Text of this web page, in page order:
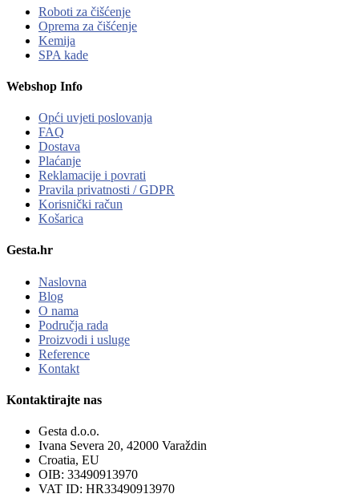
Roboti za čišćenje
Oprema za čišćenje
Kemija
SPA kade
Webshop Info
Opći uvjeti poslovanja
FAQ
Dostava
Plaćanje
Reklamacije i povrati
Pravila privatnosti / GDPR
Korisnički račun
Košarica
Gesta.hr
Naslovna
Blog
O nama
Područja rada
Proizvodi i usluge
Reference
Kontakt
Kontaktirajte nas
Gesta d.o.o.
Ivana Severa 20, 42000 Varaždin
Croatia, EU
OIB: 33490913970
VAT ID: HR33490913970